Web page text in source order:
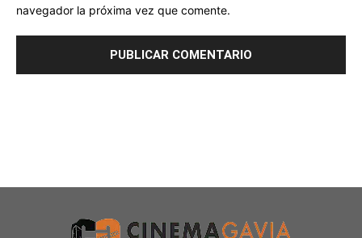
navegador la próxima vez que comente.